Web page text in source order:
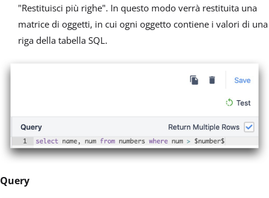
"Restituisci più righe". In questo modo verrà restituita una
matrice di oggetti, in cui ogni oggetto contiene i valori di una
riga della tabella SQL.
Query